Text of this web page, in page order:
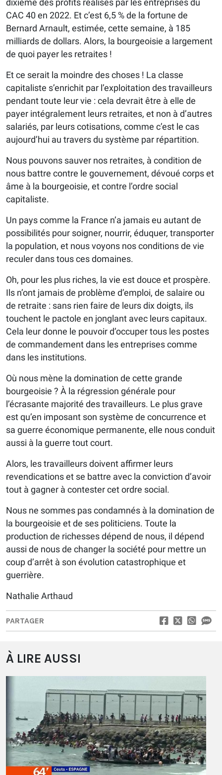
dixième des profits réalisés par les entreprises du
CAC 40 en 2022. Et c’est 6,5 % de la fortune de
Bernard Arnault, estimée, cette semaine, à 185
milliards de dollars. Alors, la bourgeoisie a largement
de quoi payer les retraites !
Et ce serait la moindre des choses ! La classe
capitaliste s’enrichit par l’exploitation des travailleurs
pendant toute leur vie : cela devrait être à elle de
payer intégralement leurs retraites, et non à d’autres
salariés, par leurs cotisations, comme c’est le cas
aujourd’hui au travers du système par répartition.
Nous pouvons sauver nos retraites, à condition de
nous battre contre le gouvernement, dévoué corps et
âme à la bourgeoisie, et contre l’ordre social
capitaliste.
Un pays comme la France n’a jamais eu autant de
possibilités pour soigner, nourrir, éduquer, transporter
la population, et nous voyons nos conditions de vie
reculer dans tous ces domaines.
Oh, pour les plus riches, la vie est douce et prospère.
Ils n’ont jamais de problème d’emploi, de salaire ou
de retraite : sans rien faire de leurs dix doigts, ils
touchent le pactole en jonglant avec leurs capitaux.
Cela leur donne le pouvoir d’occuper tous les postes
de commandement dans les entreprises comme
dans les institutions.
Où nous mène la domination de cette grande
bourgeoisie ? À la régression générale pour
l’écrasante majorité des travailleurs. Le plus grave
est qu’en imposant son système de concurrence et
sa guerre économique permanente, elle nous conduit
aussi à la guerre tout court.
Alors, les travailleurs doivent affirmer leurs
revendications et se battre avec la conviction d’avoir
tout à gagner à contester cet ordre social.
Nous ne sommes pas condamnés à la domination de
la bourgeoisie et de ses politiciens. Toute la
production de richesses dépend de nous, il dépend
aussi de nous de changer la société pour mettre un
coup d’arrêt à son évolution catastrophique et
guerrière.
Nathalie Arthaud
PARTAGER
À LIRE AUSSI